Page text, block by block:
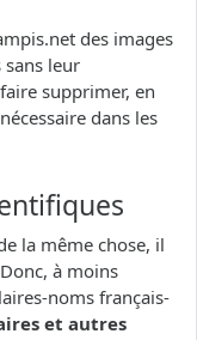
des images
leur
supprimer, en
dans les
la même chose, il
à moins
noms français-
et autres